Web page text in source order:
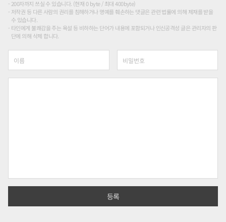
200자까지 쓰실 수 있습니다. (현재 0 byte / 최대 400byte)
저작권 등 다른 사람의 권리를 침해하거나 명예를 훼손하는 댓글은 관련 법률에 의해 제재를 받을
수 있습니다.
타인에게 불쾌감을 주는 욕설 등 비하하는 단어가 내용에 포함되거나 인신공격성 글은 관리자의 판
단에 의해 삭제 합니다.